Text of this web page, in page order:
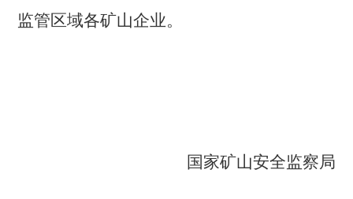
监管区域各矿山企业。
国家矿山安全监察局